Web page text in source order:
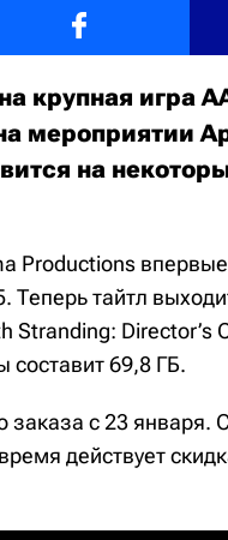
крупная игра
мероприятии
на
Productions впервые
Теперь тайтл
Stranding: Director’s
69,8 ГБ.
заказа с 23 января.
действует